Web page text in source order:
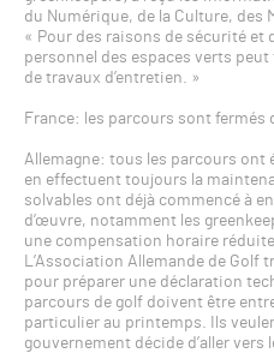
du Numérique, de la Culture, des
« Pour des raisons de sécurité et
personnel des espaces verts
de travaux d’entretien. »
France: les parcours sont fermés
Allemagne: tous les parcours ont
en effectuent toujours la
solvables ont déjà commencé à
d’œuvre, notamment les
une compensation horaire
L’Association Allemande de Golf
pour préparer une déclaration
parcours de golf doivent être
particulier au printemps. Ils
gouvernement décide d’aller vers